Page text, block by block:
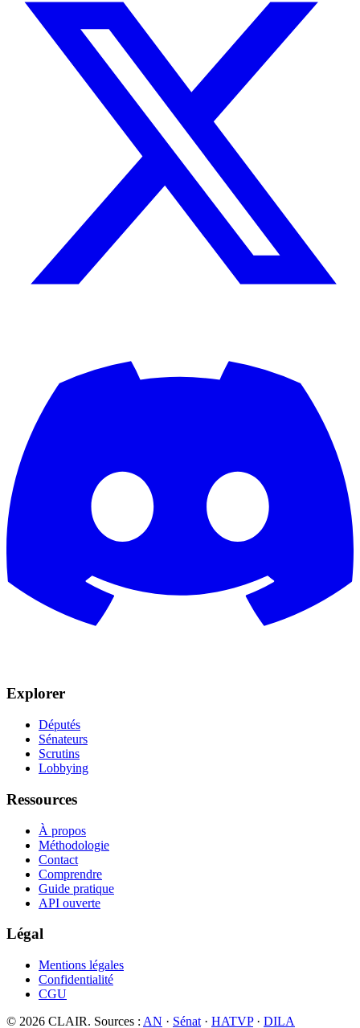
Explorer
Députés
Sénateurs
Scrutins
Lobbying
Ressources
À propos
Méthodologie
Contact
Comprendre
Guide pratique
API ouverte
Légal
Mentions légales
Confidentialité
CGU
© 2026 CLAIR. Sources : AN · Sénat · HATVP· DILA